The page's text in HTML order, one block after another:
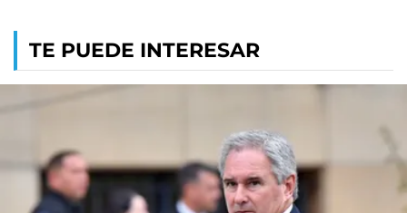
TE PUEDE INTERESAR